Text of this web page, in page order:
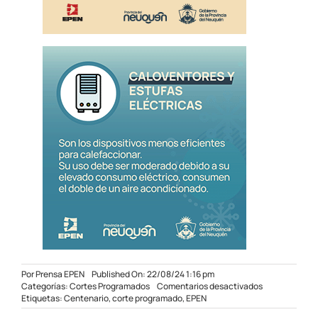
PorPrensa EPEN Published On: 22/08/24 1:16 pm
Categorías:Cortes Programados Comentarios desactivadosen
programado
Etiquetas:Centenario,corte programado,EPEN